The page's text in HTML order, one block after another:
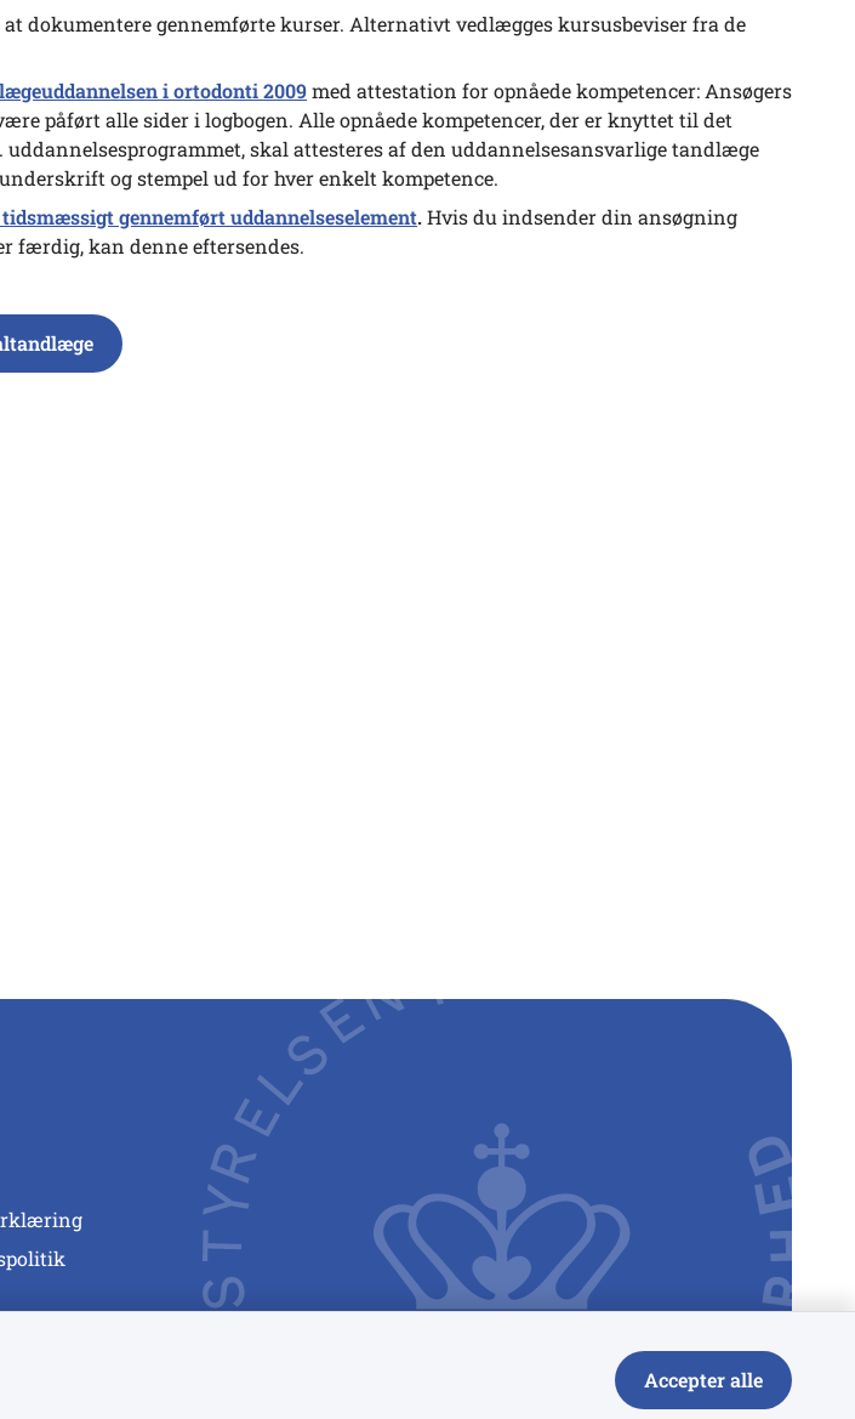
dokumentere gennemførte kurser. Alternativt vedlægges kursusbeviser fra de
i ortodonti 2009med attestation for opnåede kompetencer: Ansøgers
påført alle sider i logbogen. Alle opnåede kompetencer, der er knyttet til det
skal attesteres af den uddannelsesansvarlige tandlæge
og stempel ud for hver enkelt kompetence.
gennemført uddannelseselement.Hvis du indsender din ansøgning
færdig, kan denne eftersendes.
Accepter alle